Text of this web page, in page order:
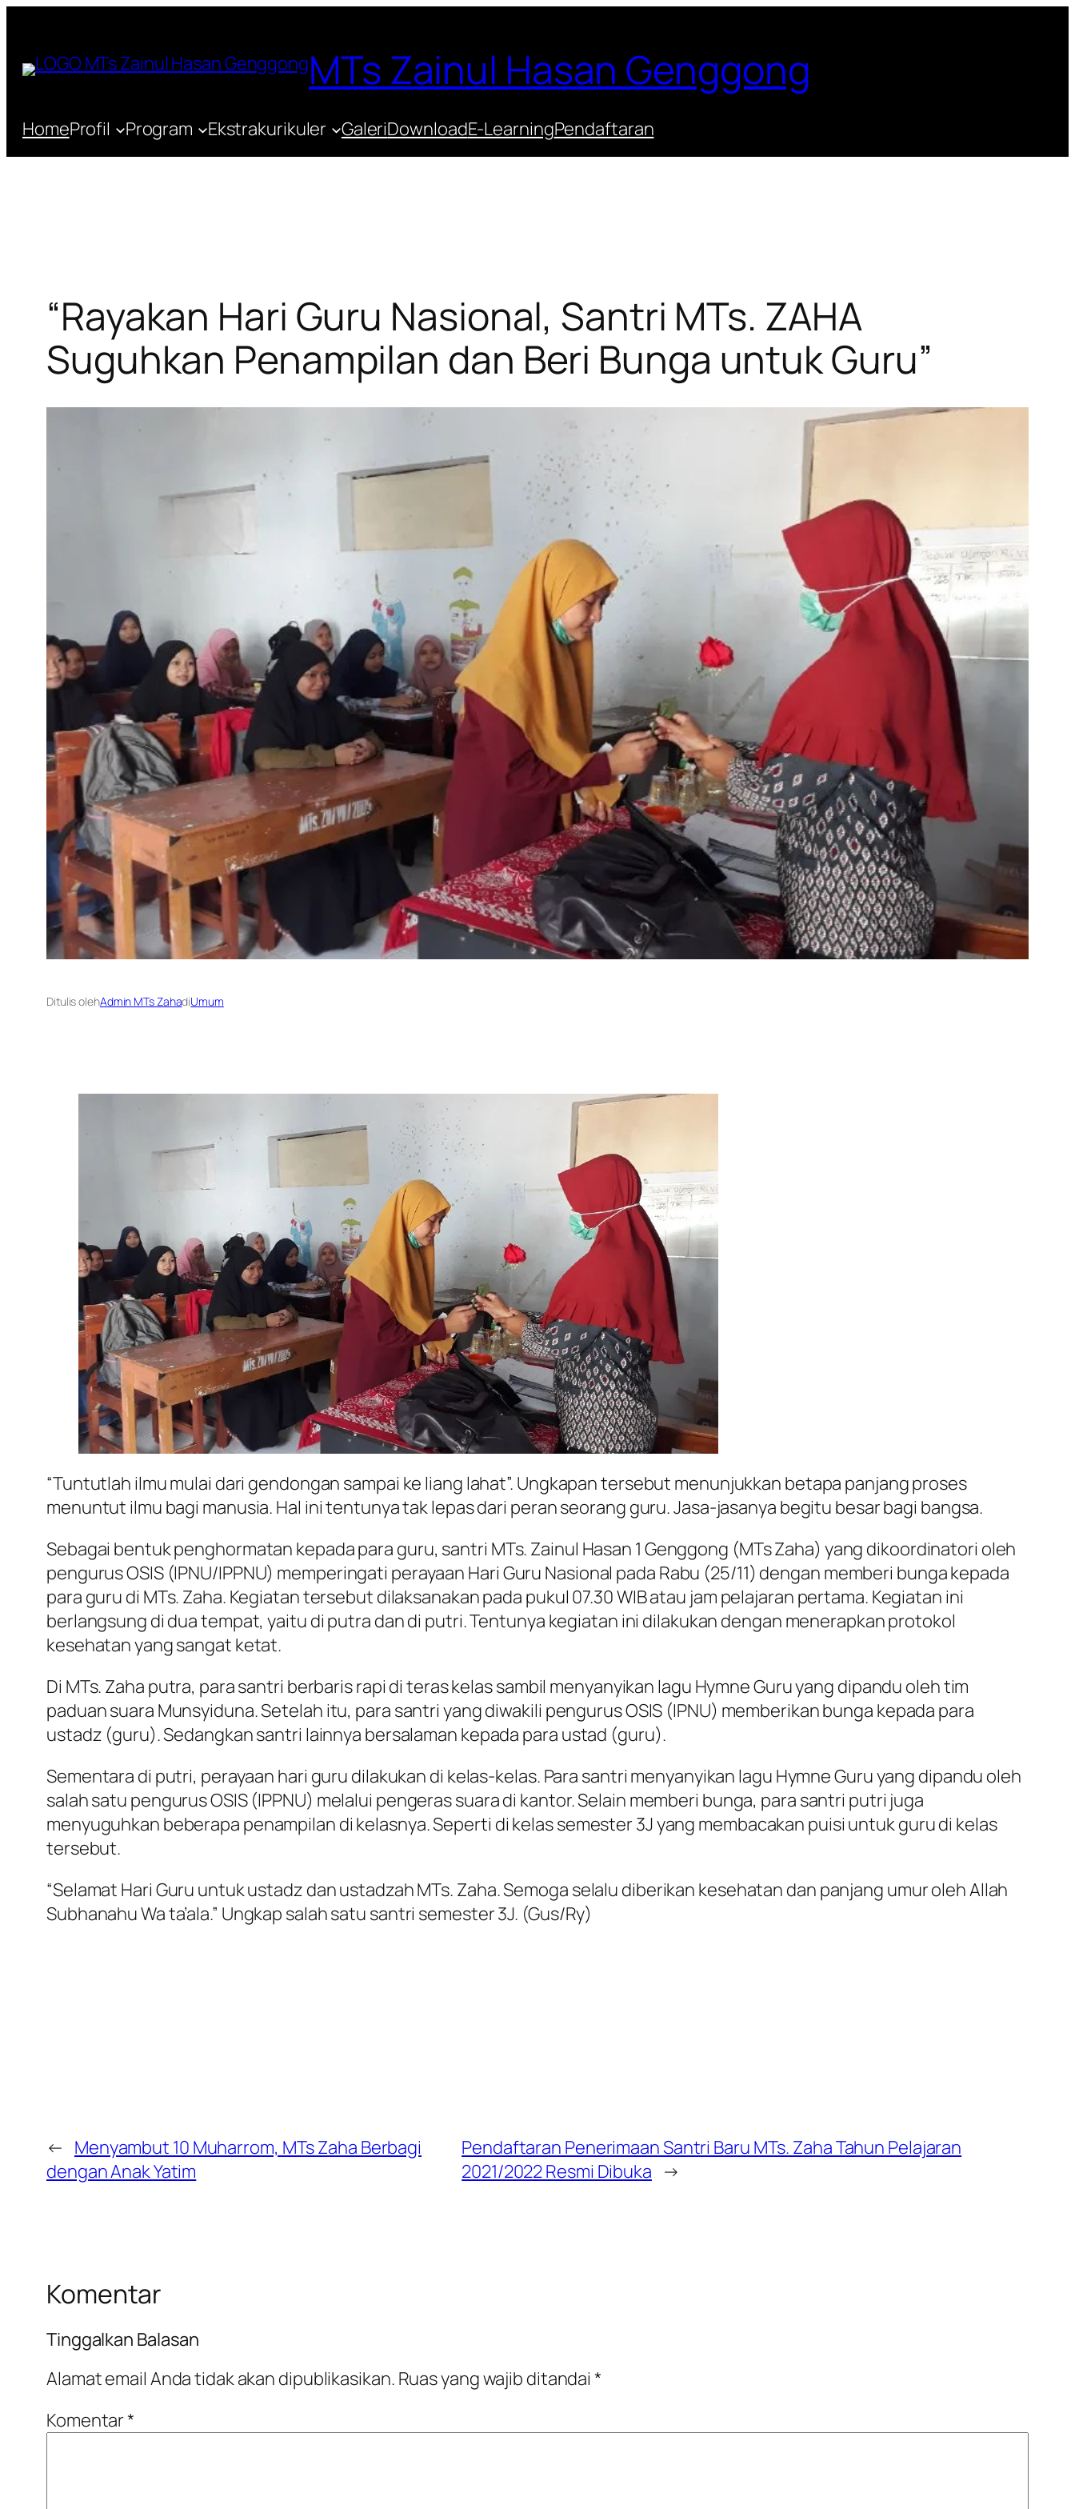
konten
MTs Zainul Hasan Genggong
HomeProfil Program Ekstrakurikuler GaleriDownloadE-LearningPendaftaran
“Rayakan Hari Guru Nasional, Santri MTs. ZAHA
Suguhkan Penampilan dan Beri Bunga untuk Guru”
Ditulis olehAdmin MTs ZahadiUmum
“Tuntutlah ilmu mulai dari gendongan sampai ke liang lahat”. Ungkapan tersebut menunjukkan betapa panjang proses
menuntut ilmu bagi manusia. Hal ini tentunya tak lepas dari peran seorang guru. Jasa-jasanya begitu besar bagi bangsa.
Sebagai bentuk penghormatan kepada para guru, santri MTs. Zainul Hasan 1 Genggong (MTs Zaha) yang dikoordinatori oleh
pengurus OSIS (IPNU/IPPNU) memperingati perayaan Hari Guru Nasional pada Rabu (25/11) dengan memberi bunga kepada
para guru di MTs. Zaha. Kegiatan tersebut dilaksanakan pada pukul 07.30 WIB atau jam pelajaran pertama. Kegiatan ini
berlangsung di dua tempat, yaitu di putra dan di putri. Tentunya kegiatan ini dilakukan dengan menerapkan protokol
kesehatan yang sangat ketat.
Di MTs. Zaha putra, para santri berbaris rapi di teras kelas sambil menyanyikan lagu Hymne Guru yang dipandu oleh tim
paduan suara Munsyiduna. Setelah itu, para santri yang diwakili pengurus OSIS (IPNU) memberikan bunga kepada para
ustadz (guru). Sedangkan santri lainnya bersalaman kepada para ustad (guru).
Sementara di putri, perayaan hari guru dilakukan di kelas-kelas. Para santri menyanyikan lagu Hymne Guru yang dipandu oleh
salah satu pengurus OSIS (IPPNU) melalui pengeras suara di kantor. Selain memberi bunga, para santri putri juga
menyuguhkan beberapa penampilan di kelasnya. Seperti di kelas semester 3J yang membacakan puisi untuk guru di kelas
tersebut.
“Selamat Hari Guru untuk ustadz dan ustadzah MTs. Zaha. Semoga selalu diberikan kesehatan dan panjang umur oleh Allah
Subhanahu Wa ta’ala.” Ungkap salah satu santri semester 3J. (Gus/Ry)
← Menyambut 10 Muharrom, MTs Zaha Berbagi
dengan Anak Yatim
Pendaftaran Penerimaan Santri Baru MTs. Zaha Tahun Pelajaran
2021/2022 Resmi Dibuka →
Komentar
Tinggalkan Balasan
Alamat email Anda tidak akan dipublikasikan. Ruas yang wajib ditandai*
Komentar*